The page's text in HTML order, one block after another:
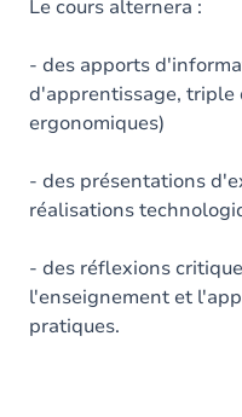
Le cours alternera :
- des apports
d'apprentissage, triple
ergonomiques)
- des présentations
réalisations
- des réflexions
l'enseignement et
pratiques.